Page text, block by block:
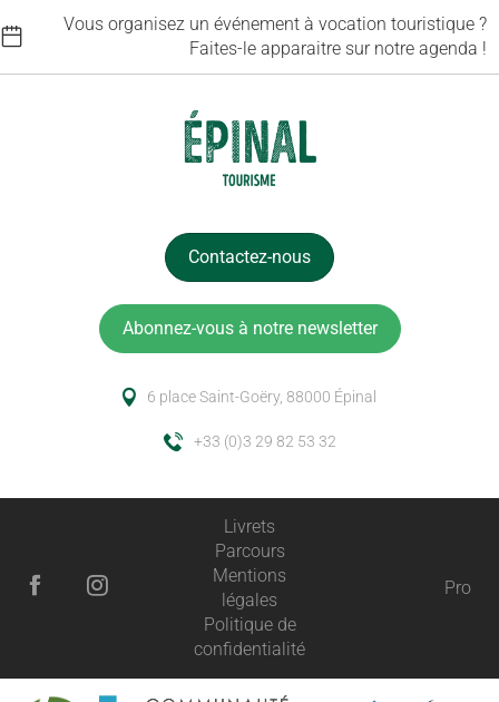
Vous organisez un événement à vocation touristique ?
Faites-le apparaitre sur notre agenda !
Contactez-nous
Abonnez-vous à notre newsletter
6 place Saint-Goëry, 88000 Épinal
+33 (0)3 29 82 53 32
Livrets
Parcours
Mentions
légales
Politique de
confidentialité
Pro